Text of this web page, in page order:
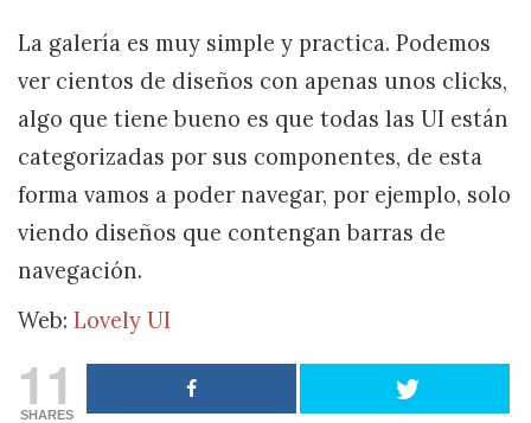
La galería es muy simple y practica. Podemos
ver cientos de diseños con apenas unos clicks,
algo que tiene bueno es que todas las UI están
categorizadas por sus componentes, de esta
forma vamos a poder navegar, por ejemplo, solo
viendo diseños que contengan barras de
navegación.
Web: Lovely UI
11
SHARES